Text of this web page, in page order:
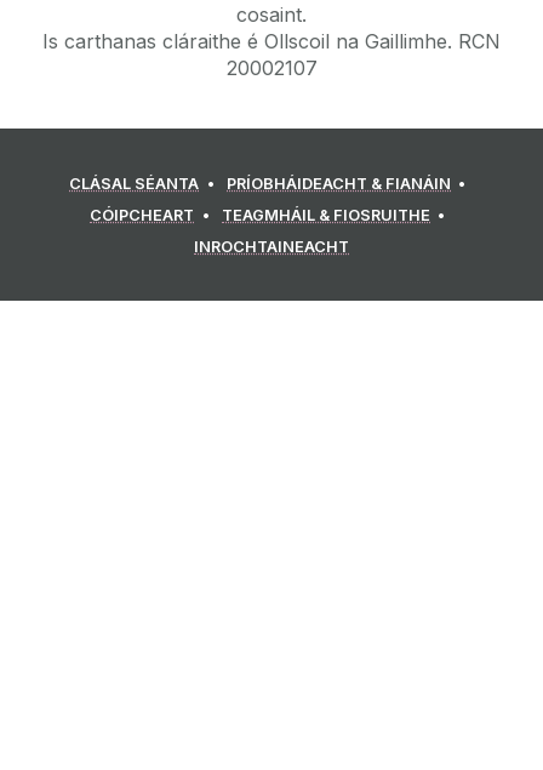
cosaint.
Is carthanas cláraithe é Ollscoil na Gaillimhe. RCN
20002107
CLÁSAL SÉANTA
PRÍOBHÁIDEACHT & FIANÁIN
CÓIPCHEART
TEAGMHÁIL & FIOSRUITHE
INROCHTAINEACHT